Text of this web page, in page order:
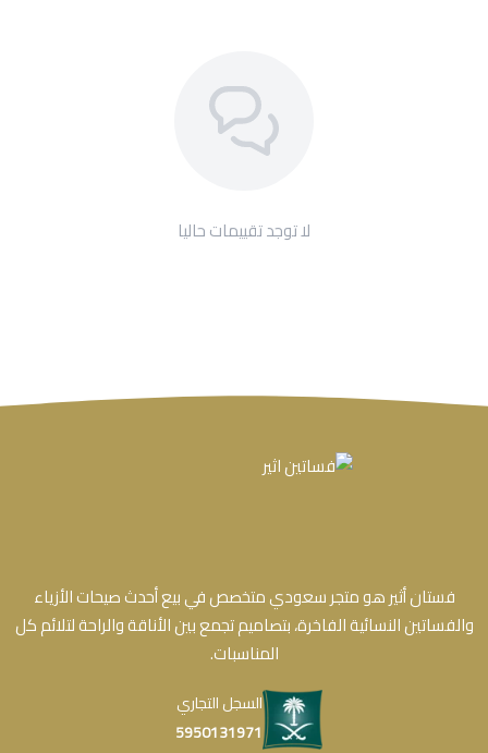
لا توجد تقييمات حاليا
فستان أثير هو متجر سعودي متخصص في بيع أحدث صيحات الأزياء
والفساتين النسائية الفاخرة، بتصاميم تجمع بين الأناقة والراحة لتلائم كل
المناسبات.
السجل التجاري
5950131971